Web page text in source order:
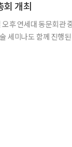
회 개최
동문회관 중강당에서 총
세미나도 함께 진행